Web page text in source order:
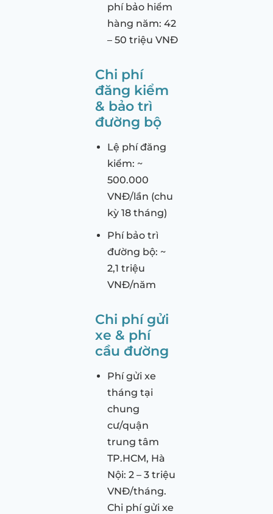
phí bảo hiểm
hàng năm: 42
– 50 triệu VNĐ
Chi phí
đăng kiểm
& bảo trì
đường bộ
Lệ phí đăng
kiểm: ~
500.000
VNĐ/lần (chu
kỳ 18 tháng)
Phí bảo trì
đường bộ: ~
2,1 triệu
VNĐ/năm
Chi phí gửi
xe & phí
cầu đường
Phí gửi xe
tháng tại
chung
cư/quận
trung tâm
TP.HCM, Hà
Nội: 2 – 3 triệu
VNĐ/tháng.
Chi phí gửi xe